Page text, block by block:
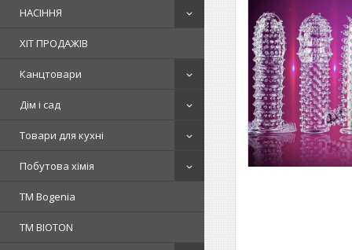
НАСІННЯ
ХІТ ПРОДАЖІВ
Канцтовари
Дім і сад
Товари для кухні
Побутова хімія
ТМ Bogenia
ТМ BIOTON